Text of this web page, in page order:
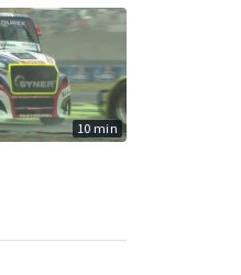
10 min